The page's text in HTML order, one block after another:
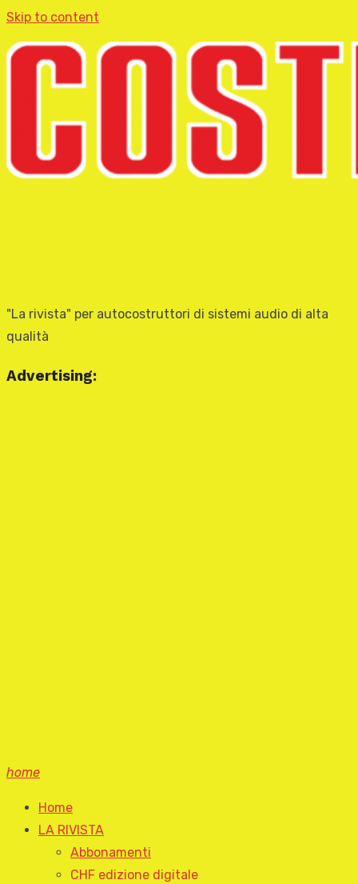
Skip to content
"La rivista" per autocostruttori di sistemi audio di alta
qualità
Advertising:
home
Home
LA RIVISTA
Abbonamenti
CHF edizione digitale